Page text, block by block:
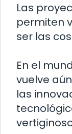
Las
permiten
ser las
En el
vuelve
las